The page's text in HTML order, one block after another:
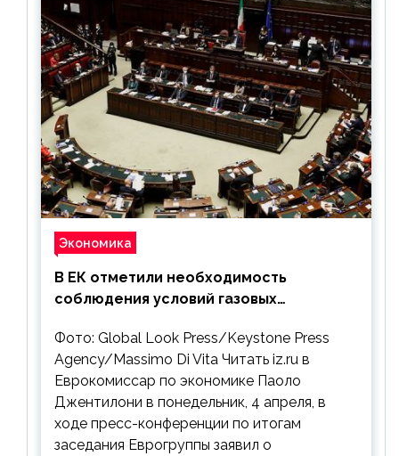
Экономика
В ЕК отметили необходимость
соблюдения условий газовых
Фото: Global Look Press/Keystone Press
Agency/Massimo Di Vita Читать iz.ru в
Еврокомиссар по экономике Паоло
Джентилони в понедельник, 4 апреля, в
ходе пресс-конференции по итогам
заседания Еврогруппы заявил о